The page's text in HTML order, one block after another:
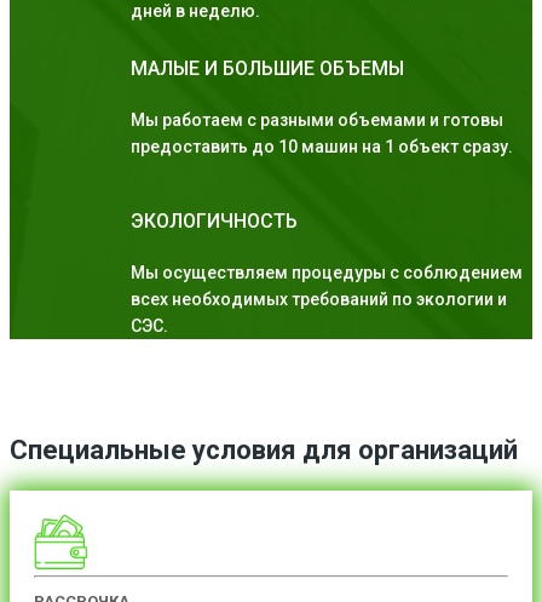
дней в неделю.
МАЛЫЕ И БОЛЬШИЕ ОБЪЕМЫ
Мы работаем с разными объемами и готовы
предоставить до 10 машин на 1 объект сразу.
ЭКОЛОГИЧНОСТЬ
Мы осуществляем процедуры с соблюдением
всех необходимых требований по экологии и
СЭС.
Специальные условия для организаций